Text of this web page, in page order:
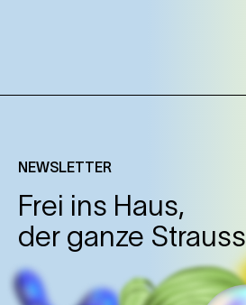
NEWSLETTER
Frei ins Haus,
der ganze Strauss